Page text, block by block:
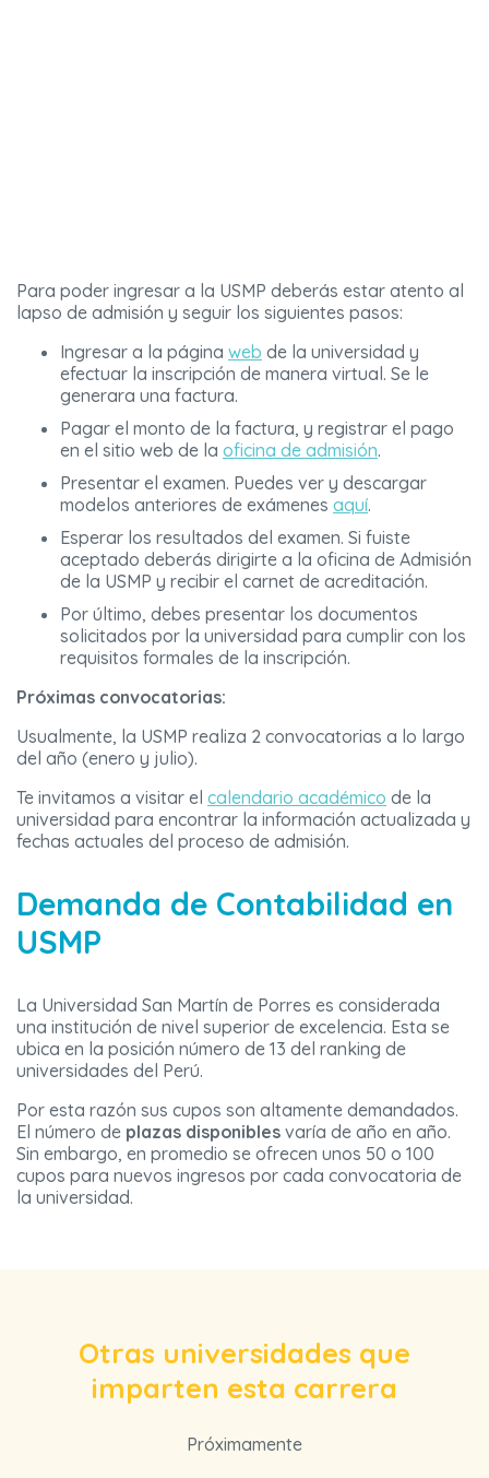
Para poder ingresar a la USMP deberás estar atento al
lapso de admisión y seguir los siguientes pasos:
Ingresar a la página web de la universidad y
efectuar la inscripción de manera virtual. Se le
generara una factura.
Pagar el monto de la factura, y registrar el pago
en el sitio web de la oficina de admisión.
Presentar el examen. Puedes ver y descargar
modelos anteriores de exámenes aquí.
Esperar los resultados del examen. Si fuiste
aceptado deberás dirigirte a la oficina de Admisión
de la USMP y recibir el carnet de acreditación.
Por último, debes presentar los documentos
solicitados por la universidad para cumplir con los
requisitos formales de la inscripción.
Próximas convocatorias:
Usualmente, la USMP realiza 2 convocatorias a lo largo
del año (enero y julio).
Te invitamos a visitar el calendario académico de la
universidad para encontrar la información actualizada y
fechas actuales del proceso de admisión.
Demanda de Contabilidad en
USMP
La Universidad San Martín de Porres es considerada
una institución de nivel superior de excelencia. Esta se
ubica en la posición número de 13 del ranking de
universidades del Perú.
Por esta razón sus cupos son altamente demandados.
El número de plazas disponibles varía de año en año.
Sin embargo, en promedio se ofrecen unos 50 o 100
cupos para nuevos ingresos por cada convocatoria de
la universidad.
Otras universidades que
imparten esta carrera
Próximamente